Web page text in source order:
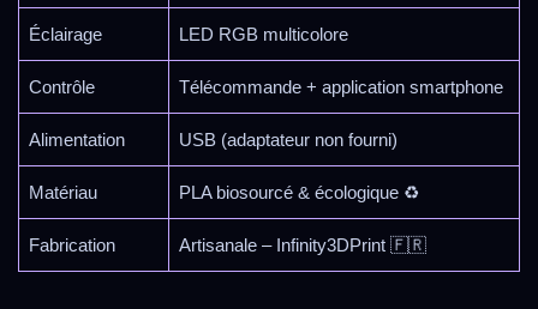
Éclairage LED RGB multicolore
Contrôle Télécommande + application smartphone
Alimentation USB (adaptateur non fourni)
Matériau PLA biosourcé & écologique ♻️
Fabrication Artisanale – Infinity3DPrint 🇫🇷